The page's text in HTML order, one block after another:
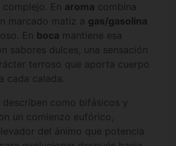
En aroma combina
marcado matiz a gas/gasolina
En boca mantiene esa
sabores dulces, una sensación
terroso que aporta cuerpo
cada calada.
describen como bifásicos y
un comienzo eufórico,
del ánimo que potencia